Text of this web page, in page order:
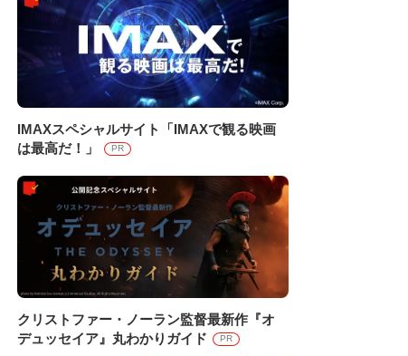
IMAXスペシャルサイト「IMAXで観る映画
は最高だ！」
PR
クリストファー・ノーラン監督最新作『オ
デュッセイア』丸わかりガイド
PR